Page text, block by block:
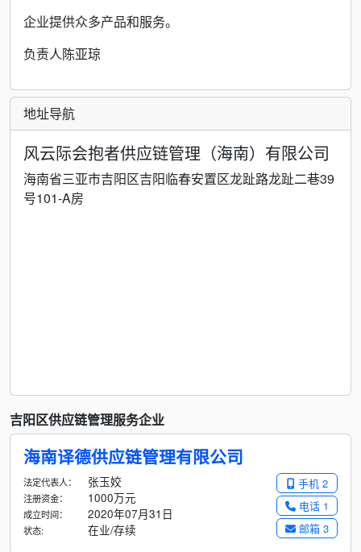
企业提供众多产品和服务。
负责人陈亚琼
地址导航
风云际会抱者供应链管理（海南）有限公司
海南省三亚市吉阳区吉阳临春安置区龙趾路龙趾二巷39
号101-A房
吉阳区供应链管理服务企业
海南译德供应链管理有限公司
手机 2
电话 1
邮箱 3
法定代表人： 张玉姣
注册资金： 1000万元
成立时间： 2020年07月31日
状态: 在业/存续